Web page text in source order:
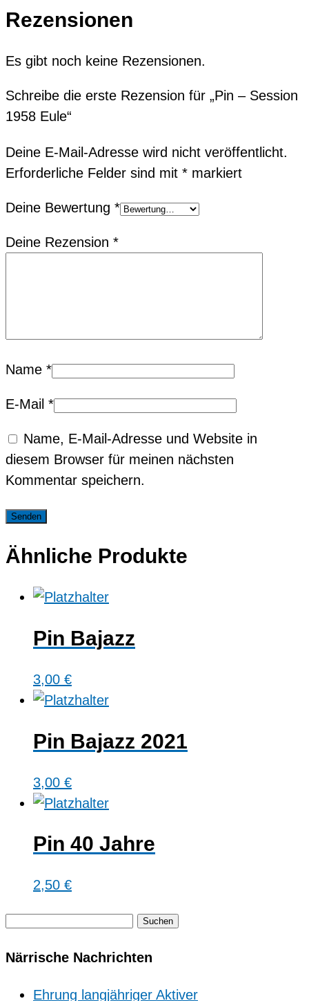
Rezensionen
Es gibt noch keine Rezensionen.
Schreibe die erste Rezension für „Pin – Session
1958 Eule“
Deine E-Mail-Adresse wird nicht veröffentlicht.
Erforderliche Felder sind mit * markiert
Deine Bewertung *
Deine Rezension *
Name *
E-Mail *
Name, E-Mail-Adresse und Website in
diesem Browser für meinen nächsten
Kommentar speichern.
Ähnliche Produkte
Pin Bajazz
3,00 €
Pin Bajazz 2021
3,00 €
Pin 40 Jahre
2,50 €
Suchen
Närrische Nachrichten
Ehrung langjähriger Aktiver